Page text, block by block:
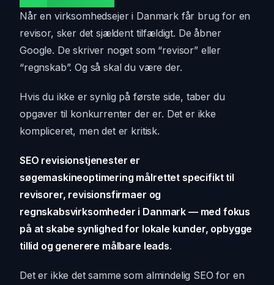
Når en virksomhedsejer i Danmark får brug for en
revisor, sker det sjældent tilfældigt. De åbner
Google. De skriver noget som “revisor” eller
“regnskab”. Og så skal du være der.
Hvis du ikke er synlig på første side, taber du
opgaver til konkurrenter der er. Det er ikke
kompliceret, men det er kritisk.
SEO revisionstjenester er
søgemaskineoptimering målrettet specifikt til
revisorer, revisionsfirmaer og
regnskabsvirksomheder i Danmark — med fokus
på at skabe synlighed for lokale kunder, opbygge
tillid og generere målbare leads.
Det er ikke det samme som almindelig SEO for en